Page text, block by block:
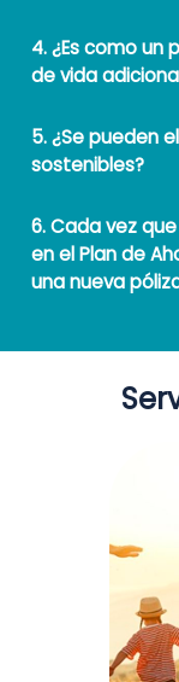
4. ¿Es como un
de vida
5. ¿Se pueden
sostenibles?
6. Cada vez
en el Plan de
una nueva